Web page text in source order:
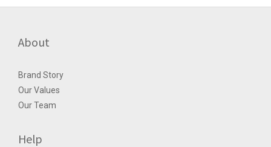
About
Brand Story
Our Values
Our Team
Help